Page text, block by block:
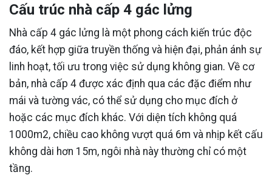
Cấu trúc nhà cấp 4 gác lửng
Nhà cấp 4 gác lửng là một phong cách kiến trúc độc
đáo, kết hợp giữa truyền thống và hiện đại, phản ánh sự
linh hoạt, tối ưu trong việc sử dụng không gian. Về cơ
bản, nhà cấp 4 được xác định qua các đặc điểm như
mái và tường vác, có thể sử dụng cho mục đích ở
hoặc các mục đích khác. Với diện tích không quá
1000m2, chiều cao không vượt quá 6m và nhịp kết cấu
không dài hơn 15m, ngôi nhà này thường chỉ có một
tầng.